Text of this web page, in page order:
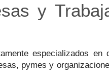
y
especializados en
pymes y